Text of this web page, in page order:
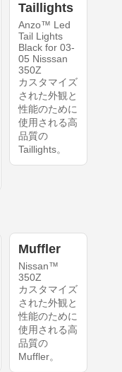
Taillights
Anzo™ Led
Tail Lights
Black for 03-
05 Nisssan
350Z
カスタマイズ
された外観と
性能のために
使用される高
品質の
Taillights。
Muffler
Nissan™
350Z
カスタマイズ
された外観と
性能のために
使用される高
品質の
Muffler。